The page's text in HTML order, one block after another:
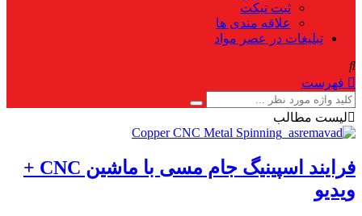
ثبت تیکت
علاقه مندی ها
تبلیغات در عصر مواد
فهرست
لیست مطالب
فرایند اسپینیگ جام مسی با ماشین CNC +
ویدیو